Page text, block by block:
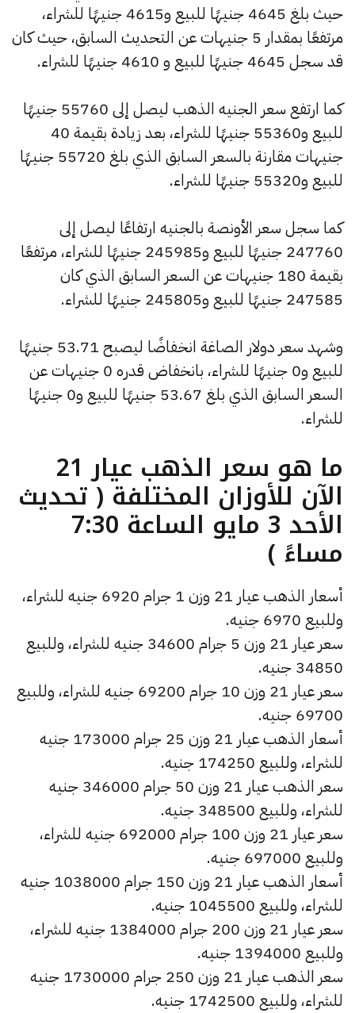
حيث بلغ 4645 جنيهًا للبيع و4615 جنيهًا للشراء،
مرتفعًا بمقدار 5 جنيهات عن التحديث السابق، حيث كان
قد سجل 4645 جنيهًا للبيع و 4610 جنيهًا للشراء.
كما ارتفع سعر الجنيه الذهب ليصل إلى 55760 جنيهًا
للبيع و55360 جنيهًا للشراء، بعد زيادة بقيمة 40
جنيهات مقارنة بالسعر السابق الذي بلغ 55720 جنيهًا
للبيع و55320 جنيهًا للشراء.
كما سجل سعر الأونصة بالجنيه ارتفاعًا ليصل إلى
247760 جنيهًا للبيع و245985 جنيهًا للشراء، مرتفعًا
بقيمة 180 جنيهات عن السعر السابق الذي كان
247585 جنيهًا للبيع و245805 جنيهًا للشراء.
وشهد سعر دولار الصاغة انخفاضًا ليصبح 53.71 جنيهًا
للبيع و0 جنيهًا للشراء، بانخفاض قدره 0 جنيهات عن
السعر السابق الذي بلغ 53.67 جنيهًا للبيع و0 جنيهًا
للشراء.
ما هو سعر الذهب عيار 21
الآن للأوزان المختلفة ( تحديث
الأحد 3 مايو الساعة 7:30
مساءً )
أسعار الذهب عيار 21 وزن 1 جرام 6920 جنيه للشراء،
وللبيع 6970 جنيه.
سعر عيار 21 وزن 5 جرام 34600 جنيه للشراء، وللبيع
34850 جنيه.
سعر عيار 21 وزن 10 جرام 69200 جنيه للشراء، وللبيع
69700 جنيه.
أسعار الذهب عيار 21 وزن 25 جرام 173000 جنيه
للشراء، وللبيع 174250 جنيه.
سعر الذهب عيار 21 وزن 50 جرام 346000 جنيه
للشراء، وللبيع 348500 جنيه.
سعر عيار 21 وزن 100 جرام 692000 جنيه للشراء،
وللبيع 697000 جنيه.
أسعار الذهب عيار 21 وزن 150 جرام 1038000 جنيه
للشراء، وللبيع 1045500 جنيه.
سعر عيار 21 وزن 200 جرام 1384000 جنيه للشراء،
وللبيع 1394000 جنيه.
سعر الذهب عيار 21 وزن 250 جرام 1730000 جنيه
للشراء، وللبيع 1742500 جنيه.